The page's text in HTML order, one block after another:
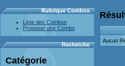
Rubrique Combos
Liste des Combos
Proposer une Combo
Recherche
Catégorie
Aucun